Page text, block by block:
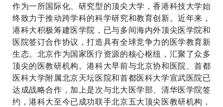
作为一所国际化、研究型的顶尖大学，香港科技大学始
终致力于推动跨学科的科学研究和教育创新。近年来，
港科大积极筹建医学院，已与多间海内外顶尖医学院和
医院签订合作协议，打造具有全球竞争力的医学教育新
生态。北京作为国家医疗资源的核心枢纽，汇聚了众多
顶尖的医教研机构。港科大早前与北京协和医院、首都
医科大学附属北京天坛医院和首都医科大学宣武医院已
达成战略合作，加上是次与北大医学部、清华医学院签
约，港科大至今已成功联手北京五大顶尖医教研机构，